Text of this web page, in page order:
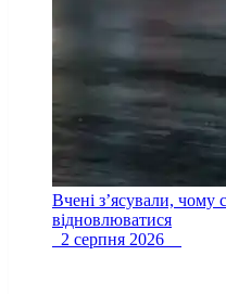
Вчені з’ясували, чому
відновлюватися
2 серпня 2026